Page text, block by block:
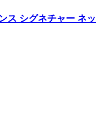
ス シグネチャー ネッ